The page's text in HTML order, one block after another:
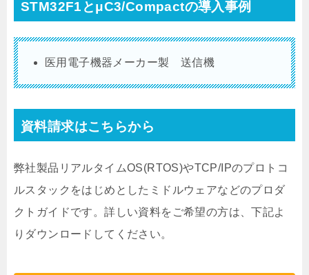
STM32F1とμC3/Compactの導入事例
医用電子機器メーカー製 送信機
資料請求はこちらから
弊社製品リアルタイムOS(RTOS)やTCP/IPのプロトコ
ルスタックをはじめとしたミドルウェアなどのプロダ
クトガイドです。詳しい資料をご希望の方は、下記よ
りダウンロードしてください。